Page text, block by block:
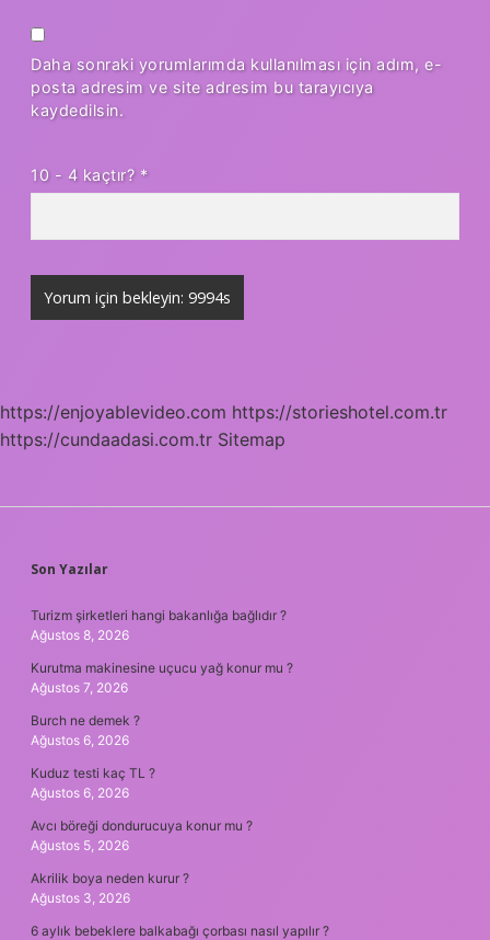
Daha sonraki yorumlarımda kullanılması için adım, e-
posta adresim ve site adresim bu tarayıcıya
kaydedilsin.
10 - 4 kaçtır? *
https://enjoyablevideo.com https://storieshotel.com.tr
https://cundaadasi.com.tr Sitemap
SIDEBAR
Son Yazılar
Turizm şirketleri hangi bakanlığa bağlıdır ?
Ağustos 8, 2026
Kurutma makinesine uçucu yağ konur mu ?
Ağustos 7, 2026
Burch ne demek ?
Ağustos 6, 2026
Kuduz testi kaç TL ?
Ağustos 6, 2026
Avcı böreği dondurucuya konur mu ?
Ağustos 5, 2026
Akrilik boya neden kurur ?
Ağustos 3, 2026
6 aylık bebeklere balkabağı çorbası nasıl yapılır ?